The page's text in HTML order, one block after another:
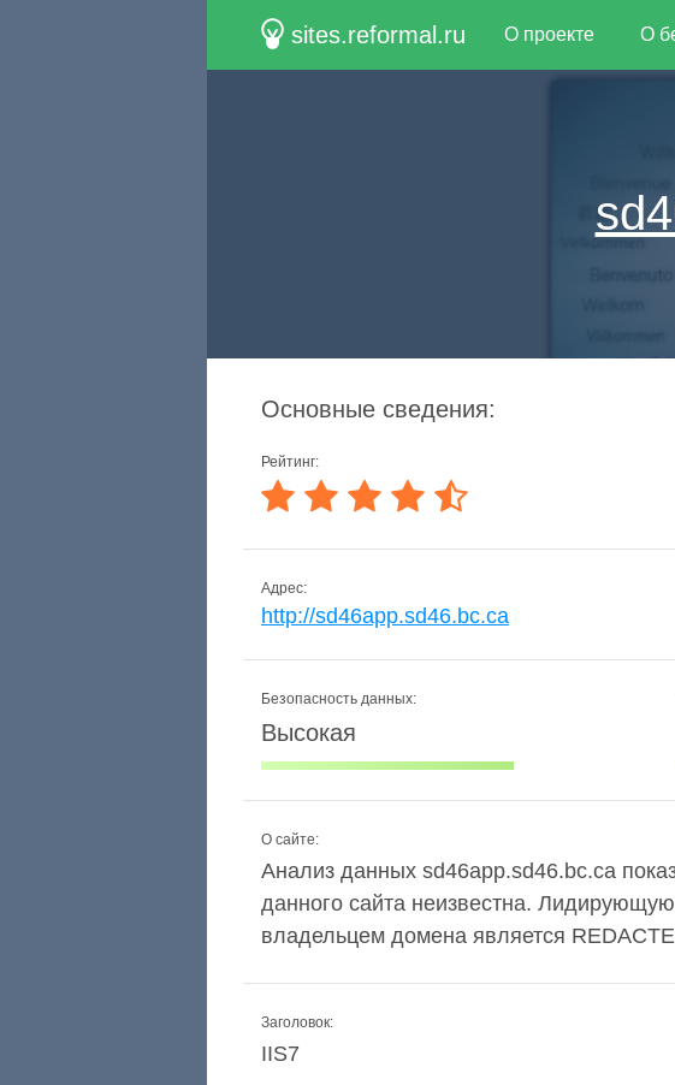
sites.reformal.ru О проекте О
Основные сведения:
Рейтинг:
Адрес:
http://sd46app.sd46.bc.ca
Безопасность данных:
Высокая
О сайте:
Анализ данных sd46app.sd46.bc.ca
данного сайта неизвестна.
владельцем домена является
Заголовок:
IIS7